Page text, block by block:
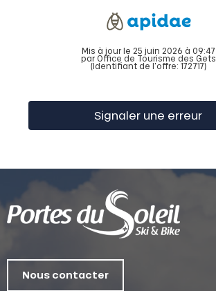
Mis à jour le 25 juin 2026 à 09:47
par Office de Tourisme des Gets
(Identifiant de l'offre: 172717)
Signaler une erreur
Nous contacter